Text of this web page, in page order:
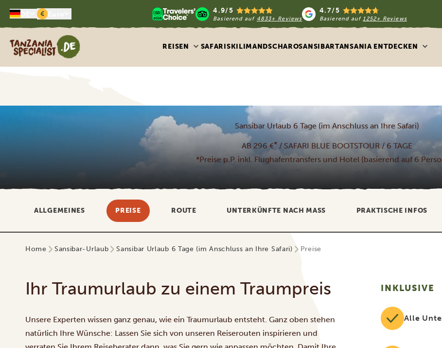
€ 4.9/5
Basierend auf 4833+ Reviews
4.7/5
Basierend auf1252+ Reviews
Tanzania Specialist
REISEN SAFARISKILIMANDSCHAROSANSIBARTANSANIA ENTDECKEN
Sansibar Urlaub 6 Tage (im Anschluss an Ihre Safari)
AB 296 €*/ SAFARI BLUE BOOTSTOUR / 6 TAGE
*Preise p.P. inkl. Flughafentransfers und Hotel (basierend auf 6
ALLGEMEINES PREISE ROUTE UNTERKÜNFTE NACH MASS PRAKTISCHE INFOS
Home Sansibar-Urlaub Sansibar Urlaub 6 Tage (im Anschluss an Ihre Safari) Preise
Ihr Traumurlaub zu einem Traumpreis
Unsere Experten wissen ganz genau, wie ein Traumurlaub entsteht. Ganz oben stehen
natürlich Ihre Wünsche: Lassen Sie sich von unseren Reiserouten inspirieren und
INKLUSIVE
Alle